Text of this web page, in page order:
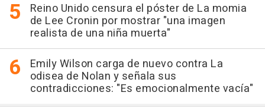
Reino Unido censura el póster de La momia
de Lee Cronin por mostrar "una imagen
realista de una niña muerta"
Emily Wilson carga de nuevo contra La
odisea de Nolan y señala sus
contradicciones: "Es emocionalmente vacía"